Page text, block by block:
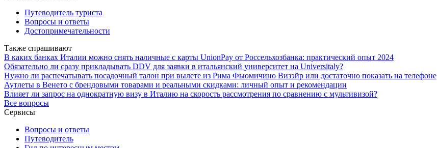
Путеводитель туриста
Вопросы и ответы
Достопримечательности
Также спрашивают
В каких банках Италии можно снять наличные с карты UnionPay от Россельхозбанка: практический опыт 2024
Обязательно ли сразу прикладывать DDV для заявки в итальянский университет на Universitaly?
Нужно ли распечатывать посадочный талон при вылете из Рима Фьюмичино Визэйр или достаточно показать на телефоне
Аутлеты в Венето с брендовыми товарами и реальными скидками: личный опыт и рекомендации
Влияет ли запрос на однократную визу в Италию на скорость рассмотрения по сравнению с мультивизой?
Все вопросы
Сервисы
Вопросы и ответы
Путеводитель